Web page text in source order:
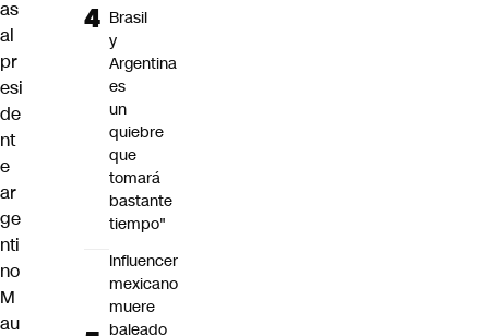
as
al
pr
esi
de
nt
e
ar
ge
nti
no
M
au
Brasil
y
Argentina
es
un
quiebre
que
tomará
bastante
tiempo"
Influencer
mexicano
muere
baleado